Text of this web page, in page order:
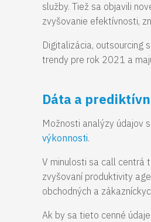
služby. Tiež sa objavili
zvyšovanie efektívnosti,
Digitalizácia, outsourcing
trendy pre rok 2021 a
Dáta a
Možnosti analýzy údajov
výkonnosti.
V minulosti sa call centrá
zvyšovaní produktivity
obchodných a
Ak by sa tieto cenné